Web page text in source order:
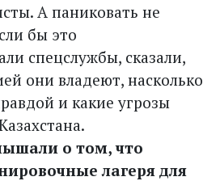
А паниковать не
бы это
спецслужбы, сказали,
они владеют, насколько
и какие угрозы
о том, что
лагеря для